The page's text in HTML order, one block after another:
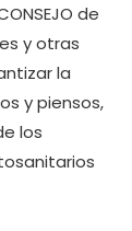
de
y otras
la
y piensos,
los